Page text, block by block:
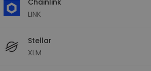
LINK
Stellar
XLM